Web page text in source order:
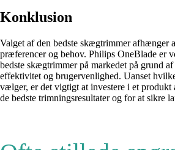
Konklusion
Valget af den bedste skægtrimmer afhænger
præferencer og behov. Philips OneBlade er
bedste skægtrimmer på markedet på grund
effektivitet og brugervenlighed. Uanset
vælger, er det vigtigt at investere i et
de bedste trimningsresultater og for at sikre